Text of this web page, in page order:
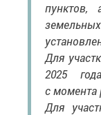
Для
2025
с момента
Для